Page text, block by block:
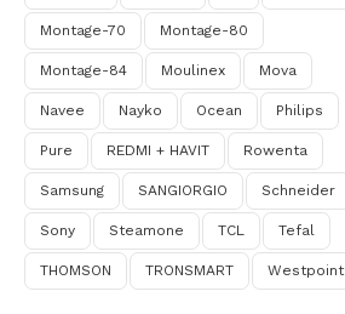
Montage-70 Montage-80
Montage-84 Moulinex Mova
Navee Nayko Ocean Philips
Pure REDMI + HAVIT Rowenta
Samsung SANGIORGIO Schneider
Sony Steamone TCL Tefal
THOMSON TRONSMART Westpoint